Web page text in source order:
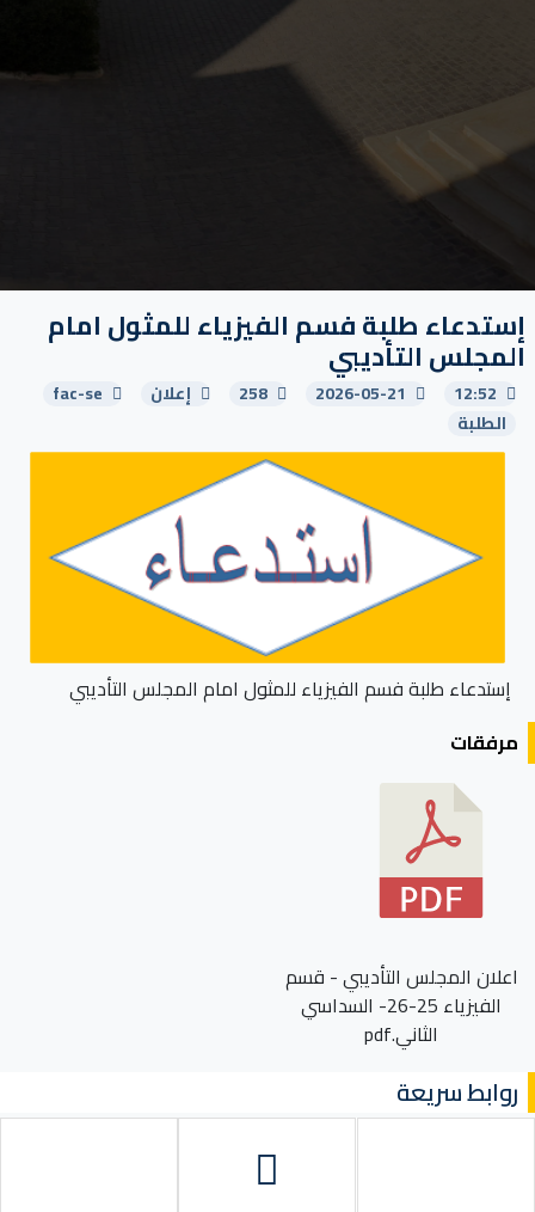
إستدعاء طلبة فسم الفيزياء للمثول امام
المجلس التأديبي
12:52
2026-05-21
258 إعلان
fac-se
الطلبة
إستدعاء طلبة فسم الفيزياء للمثول امام المجلس التأديبي
مرفقات
اعلان المجلس التأديبي - قسم
الفيزياء 25-26- السداسي
الثاني.pdf
روابط سريعة